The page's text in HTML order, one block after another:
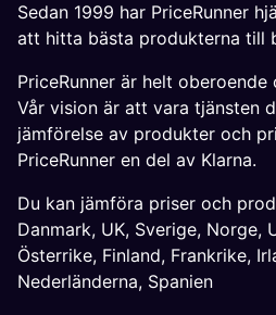
Sedan 1999 har PriceRunner
att hitta bästa produkterna till
PriceRunner är helt
Vår vision är att vara tjänsten
jämförelse av produkter och
PriceRunner en del av Klarna.
Du kan jämföra priser och
Danmark, UK, Sverige, Norge,
Österrike, Finland, Frankrike,
Nederländerna, Spanien